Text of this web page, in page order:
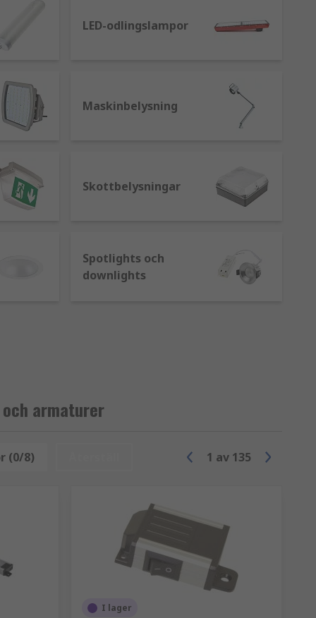
problem. Halogen, kompaktlysrör,
ändamål och monteras på
lysrör.
är belägna så att personal
LED-odlingslampor
Maskinbelysning
Skottbelysningar
Spotlights och
downlights
armaturer
(0/8) 1 av 135
I lager